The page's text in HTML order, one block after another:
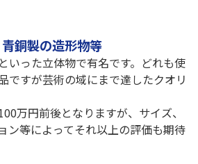
銅製の造形物等
いった立体物で有名です。どれも使
ですが芸術の域にまで達したクオリ
万円前後となりますが、サイズ、
ン等によってそれ以上の評価も期待